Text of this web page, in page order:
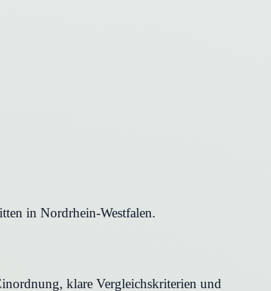
in Nordrhein-Westfalen.
klare Vergleichskriterien und